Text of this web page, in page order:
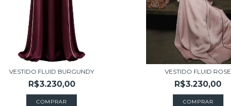
VESTIDO FLUID BURGUNDY
R$3.230,00
COMPRAR
VESTIDO FLUID ROSE
R$3.230,00
COMPRAR